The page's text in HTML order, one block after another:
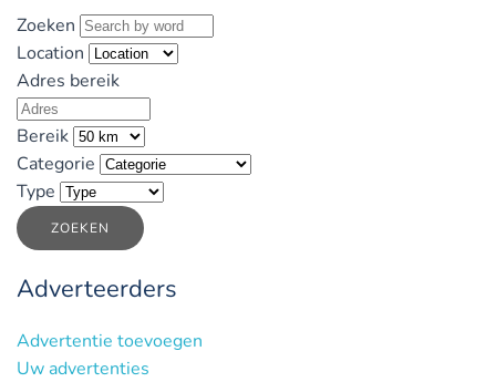
Zoeken
Location
Adres bereik
Bereik
Categorie
Type
ZOEKEN
Adverteerders
Advertentie toevoegen
Uw advertenties